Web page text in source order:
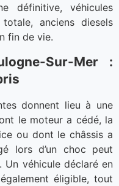
définitive, véhicules
anciens diesels
fin de vie.
Sur-Mer :
donnent lieu à une
le moteur a cédé, la
ou dont le châssis a
lors d’un choc peut
Un véhicule déclaré en
éligible, tout